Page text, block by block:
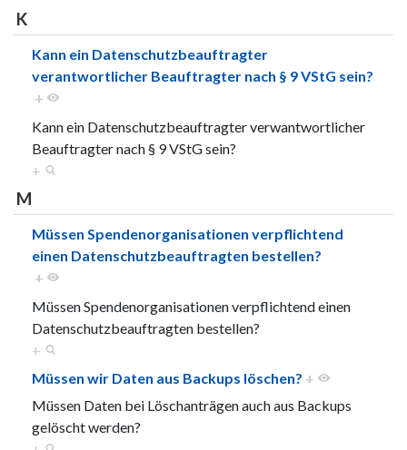
K
Kann ein Datenschutzbeauftragter
verantwortlicher Beauftragter nach § 9 VStG sein?
+
Kann ein Datenschutzbeauftragter verwantwortlicher
Beauftragter nach § 9 VStG sein?
+
M
Müssen Spendenorganisationen verpflichtend
einen Datenschutzbeauftragten bestellen?
+
Müssen Spendenorganisationen verpflichtend einen
Datenschutzbeauftragten bestellen?
+
Müssen wir Daten aus Backups löschen? +
Müssen Daten bei Löschanträgen auch aus Backups
gelöscht werden?